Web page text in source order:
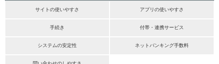
サイトの使いやすさ アプリの使いやすさ
手続き 付帯・連携サービス
システムの安定性 ネットバンキング手数料